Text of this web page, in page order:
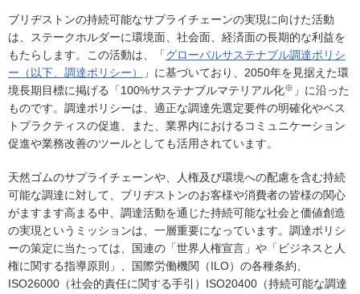
ブリヂストンの持続可能なサプライチェーンの実現に向けた活動
は、ステークホルダーに環境面、社会面、経済面の長期的な利益を
もたらします。この活動は、「グローバルサステナブル調達ポリシ
ー（以下、調達ポリシー）
」に基づいており、2050年を見据えた環
境長期目標に掲げる「100%サステナブルマテリアル化※ 」に沿った
ものです。調達ポリシーは、適正な調達先選定要件の明確化やベス
トプラクティスの促進、また、業界内におけるコミュニケーション
促進や業務改善のツールとしても活用されています。
天然ゴムのサプライチェーンや、人権及び環境への配慮を含む持続
可能な調達に対して、ブリヂストンのお客様や消費者の皆様の関心
がますます高まる中、調達活動を通じた持続可能な社会と価値創造
の実現というミッションは、一層重要になっています。調達ポリシ
ーの策定に当たっては、国連の「世界人権宣言」や「ビジネスと人
権に関する指導原則」、国際労働機関（ILO）の各種条約、
ISO26000（社会的責任に関する手引）ISO20400（持続可能な調達